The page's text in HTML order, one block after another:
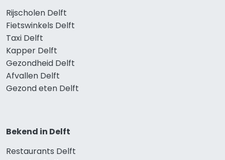
Rijscholen Delft
Fietswinkels Delft
Taxi Delft
Kapper Delft
Gezondheid Delft
Afvallen Delft
Gezond eten Delft
Bekend in Delft
Restaurants Delft